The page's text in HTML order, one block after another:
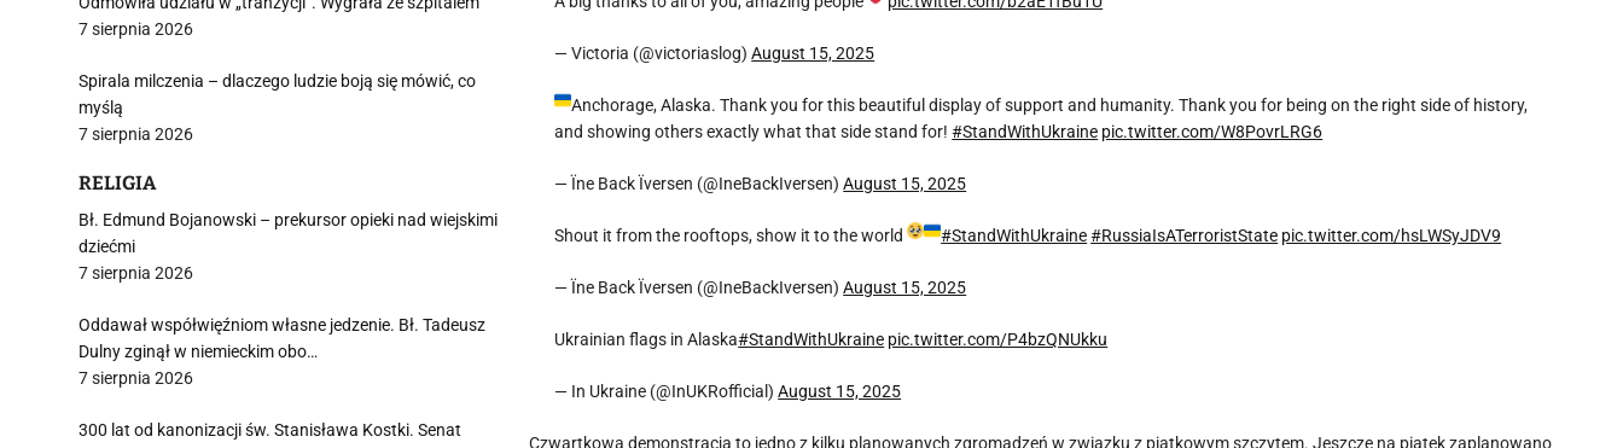
— Victoria (@victoriaslog)August 15, 2025
Anchorage, Alaska. Thank you for this beautiful display of support and humanity. Thank you for being on the right side of history,
and showing others exactly what that side stand for!#StandWithUkraine pic.twitter.com/W8PovrLRG6
— Їne Back Їversen (@IneBackIversen)August 15, 2025
Shout it from the rooftops, show it to the world #StandWithUkraine #RussiaIsATerroristState pic.twitter.com/hsLWSyJDV9
— Їne Back Їversen (@IneBackIversen)August 15, 2025
Ukrainian flags in Alaska#StandWithUkraine pic.twitter.com/P4bzQNUkku
— In Ukraine (@InUKRofficial)August 15, 2025
Czwartkowa demonstracja to jedno z kilku planowanych zgromadzeń w związku z piątkowym szczytem. Jeszcze na piątek zaplanowano
7 sierpnia 2026
Spirala milczenia – dlaczego ludzie boją się mówić, co
myślą
7 sierpnia 2026
RELIGIA
Bł. Edmund Bojanowski – prekursor opieki nad wiejskimi
dziećmi
7 sierpnia 2026
Oddawał współwięźniom własne jedzenie. Bł. Tadeusz
Dulny zginął w niemieckim obo…
7 sierpnia 2026
300 lat od kanonizacji św. Stanisława Kostki. Senat